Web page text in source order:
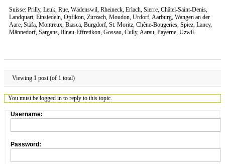
Suisse: Prilly, Leuk, Rue, Wädenswil, Rheineck, Erlach, Sierre, Châtel-Saint-Denis,
Landquart, Einsiedeln, Opfikon, Zurzach, Moudon, Urdorf, Aarburg, Wangen an der
Aare, Stäfa, Montreux, Biasca, Burgdorf, St. Moritz, Chêne-Bougeries, Spiez, Lancy,
Männedorf, Sargans, Illnau-Effretikon, Gossau, Cully, Aarau, Payerne, Uzwil.
Viewing 1 post (of 1 total)
You must be logged in to reply to this topic.
Username:
Password: